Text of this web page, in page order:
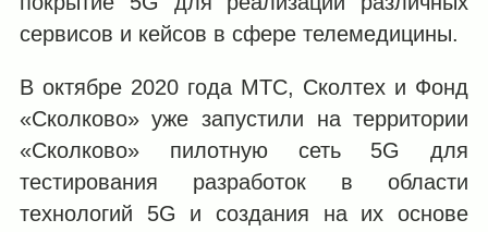
сервисов и кейсов в сфере телемедицины.
В октябре 2020 года МТС, Сколтех и Фонд
«Сколково» уже запустили на территории
«Сколково» пилотную сеть 5G для
тестирования разработок в области
технологий 5G и создания на их основе